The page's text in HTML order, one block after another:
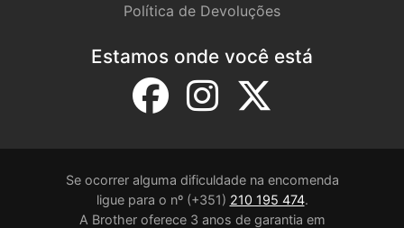
Política de Devoluções
Estamos onde você está
Se ocorrer alguma dificuldade na encomenda
ligue para o nº (+351) 210 195 474.
A Brother oferece 3 anos de garantia em